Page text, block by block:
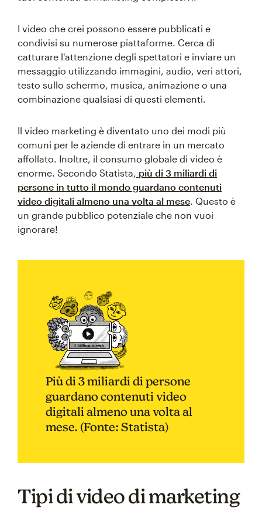
I video che crei possono essere pubblicati e
condivisi su numerose piattaforme. Cerca di
catturare l'attenzione degli spettatori e inviare un
messaggio utilizzando immagini, audio, veri attori,
testo sullo schermo, musica, animazione o una
combinazione qualsiasi di questi elementi.
Il video marketing è diventato uno dei modi più
comuni per le aziende di entrare in un mercato
affollato. Inoltre, il consumo globale di video è
enorme. Secondo Statista, più di 3 miliardi di
persone in tutto il mondo guardano contenuti
video digitali almeno una volta al mese. Questo è
un grande pubblico potenziale che non vuoi
ignorare!
Più di 3 miliardi di persone
guardano contenuti video
digitali almeno una volta al
mese. (Fonte: Statista)
Tipi di video di marketing